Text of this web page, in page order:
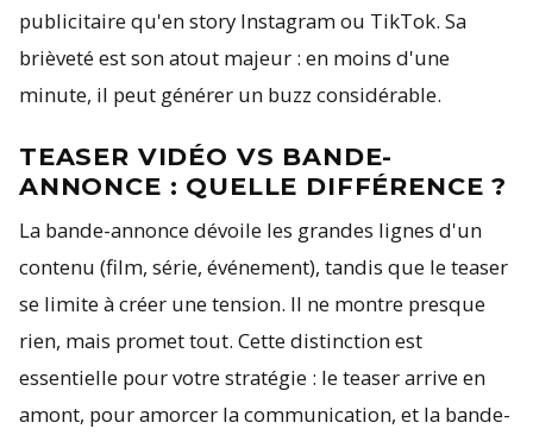
publicitaire qu'en story Instagram ou TikTok. Sa
brièveté est son atout majeur : en moins d'une
minute, il peut générer un buzz considérable.
TEASER VIDÉO VS BANDE-
ANNONCE : QUELLE DIFFÉRENCE ?
La bande-annonce dévoile les grandes lignes d'un
contenu (film, série, événement), tandis que le teaser
se limite à créer une tension. Il ne montre presque
rien, mais promet tout. Cette distinction est
essentielle pour votre stratégie : le teaser arrive en
amont, pour amorcer la communication, et la bande-